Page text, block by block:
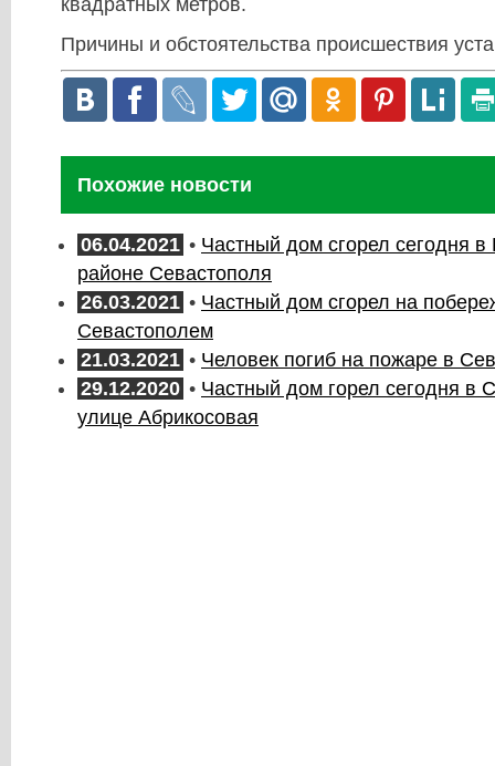
квадратных метров.
Причины и обстоятельства происшествия
Похожие новости
06.04.2021 • Частный дом сгорел сегодня
районе Севастополя
26.03.2021 • Частный дом сгорел на
Севастополем
21.03.2021 • Человек погиб на пожаре в
29.12.2020 • Частный дом горел сегодня в
улице Абрикосовая